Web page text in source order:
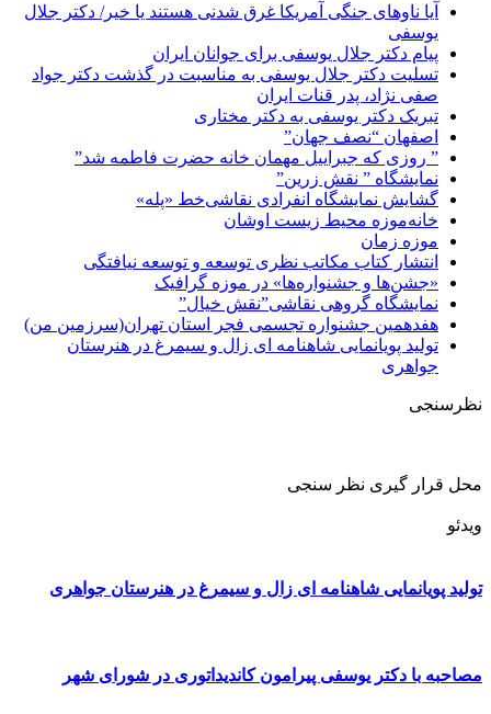
آیا ناوهای جنگی آمریکا غرق شدنی هستند یا خیر/ دکتر جلال
یوسفی
پیام دکتر جلال یوسفی برای جوانان ایران
تسلیت دکتر جلال یوسفی به مناسبت در گذشت دکتر جواد
صفی نژاد، پدر قنات ایران
تبریک دکتر یوسفی به دکتر مختاری
اصفهان “نصف جهان”
” روزی که جبراییل مهمان خانه حضرت فاطمه شد”
نمایشگاه ” نقش زرین”
گشایش نمایشگاه انفرادی نقاشی‌خط «پله»
خانه‌موزه محیط‌ زیست اوشان
موزه زمان
انتشار کتاب مکاتب نظری توسعه و توسعه نیافتگی
«جشن‌ها و جشنواره‌ها» در موزه گرافیک
نمایشگاه گروهی نقاشی”نقش خیال”
هفدهمین جشنواره تجسمی فجر استان تهران(سرزمین من)
تولید پویانمایی شاهنامه ای زال و سیمرغ در هنرستان
جواهری
نظرسنجی
محل قرار گیری نظر سنجی
ویدئو
تولید پویانمایی شاهنامه ای زال و سیمرغ در هنرستان جواهری
مصاحبه با دکتر یوسفی پیرامون کاندیداتوری در شورای شهر